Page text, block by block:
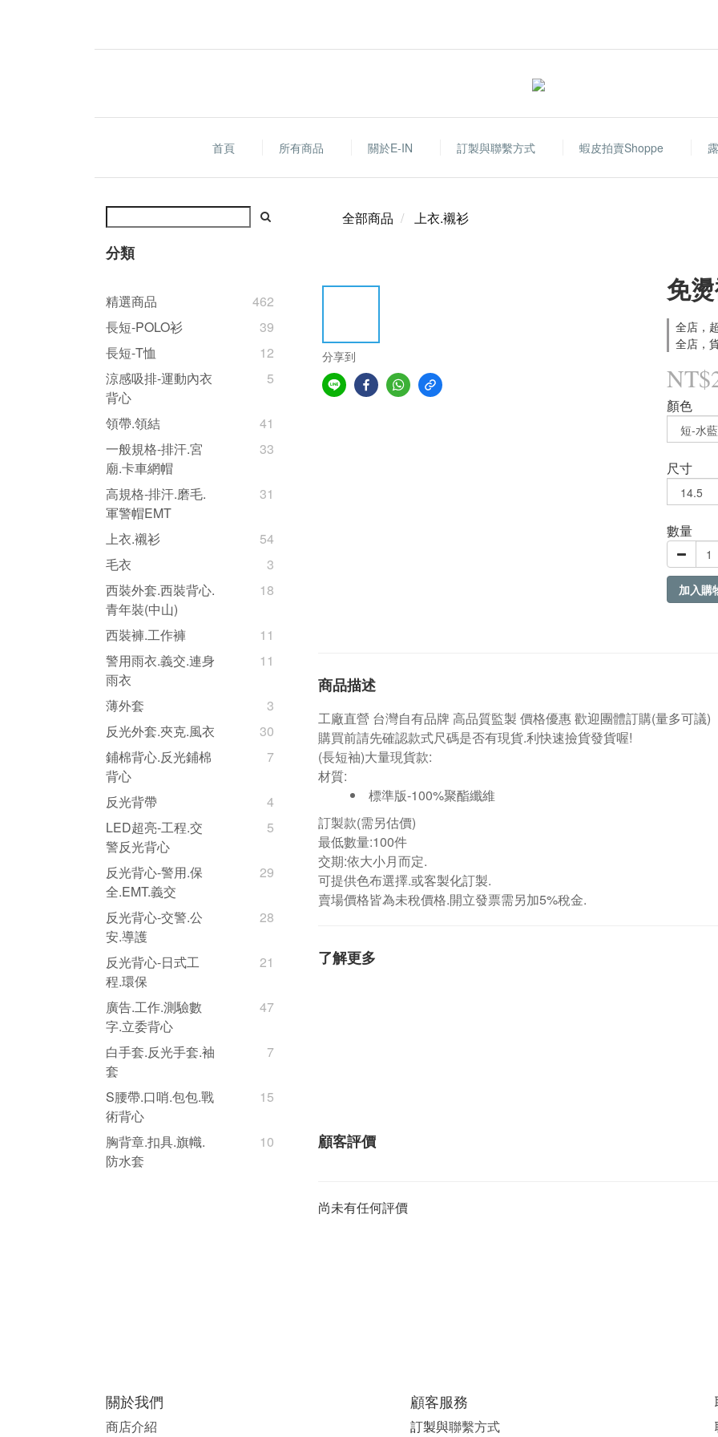
首頁 所有商品 關於E-IN 訂製與聯繫方式 蝦皮拍賣shoppe
分類
精選商品
462
長短-POLO衫
39
長短-T恤
12
涼感吸排-運動內衣
背心
5
領帶.領結
41
一般規格-排汗.宮
廟.卡車網帽
33
高規格-排汗.磨毛.
軍警帽EMT
31
上衣.襯衫
54
毛衣
3
西裝外套.西裝背心.
青年裝(中山)
18
西裝褲.工作褲
11
警用雨衣.義交.連身
雨衣
11
薄外套
3
反光外套.夾克.風衣
30
鋪棉背心.反光鋪棉
背心
7
反光背帶
4
LED超亮-工程.交
警反光背心
5
反光背心-警用.保
全.EMT.義交
29
反光背心-交警.公
安.導護
28
反光背心-日式工
程.環保
21
廣告.工作.測驗數
字.立委背心
47
白手套.反光手套.袖
套
7
S腰帶.口哨.包包.戰
術背心
15
胸背章.扣具.旗幟.
防水套
10
全部商品 上衣.襯衫
分享到
免
全店，
全店，
顏色
尺寸
數量
加入購
商品描述
工廠直營 台灣自有品牌 高品質監製 價格優惠 歡迎團體訂購(量多可議)
購買前請先確認款式尺碼是否有現貨.利快速撿貨發貨喔!
(長短袖)大量現貨款:
材質:
標準版-100%聚酯纖維
訂製款(需另估價)
最低數量:100件
交期:依大小月而定.
可提供色布選擇.或客製化訂製.
賣場價格皆為未稅價格.開立發票需另加5%稅金.
了解更多
顧客評價
尚未有任何評價
關於我們
商店介紹
顧客服務
訂製與聯繫方式